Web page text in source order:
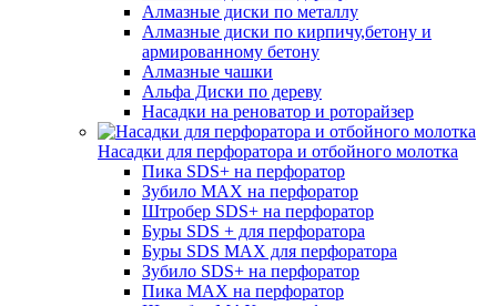
Алмазные диски по металлу
Алмазные диски по кирпичу,бетону и
армированному бетону
Алмазные чашки
Альфа Диски по дереву
Насадки на реноватор и роторайзер
Насадки для перфоратора и отбойного молотка
Пика SDS+ на перфоратор
Зубило MAX на перфоратор
Штробер SDS+ на перфоратор
Буры SDS + для перфоратора
Буры SDS MAX для перфоратора
Зубило SDS+ на перфоратор
Пика MAX на перфоратор